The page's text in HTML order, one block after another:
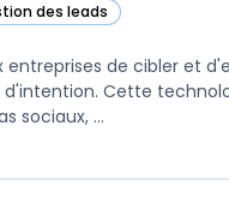
des leads
Data dans cette catégorie
de cibler et
Cette
sociaux, ...